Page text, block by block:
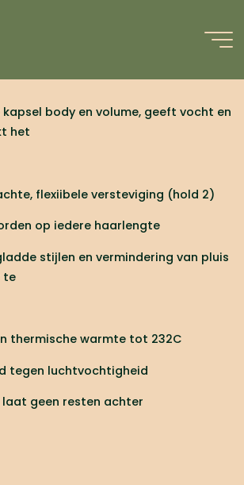
ANIMATE
STYLING
CREME
kapsel body en volume, geeft vocht en
het
flexiibele versteviging (hold 2)
op iedere haarlengte
stijlen en vermindering van pluis
te
thermische warmte tot 232C
tegen luchtvochtigheid
geen resten achter